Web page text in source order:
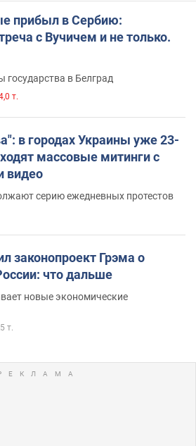
прибыл в Сербию:
с Вучичем и не только.
государства в Белград
т.
в городах Украины уже 23-
массовые митинги с
видео
серию ежедневных протестов
законопроект Грэма о
что дальше
новые экономические
т.